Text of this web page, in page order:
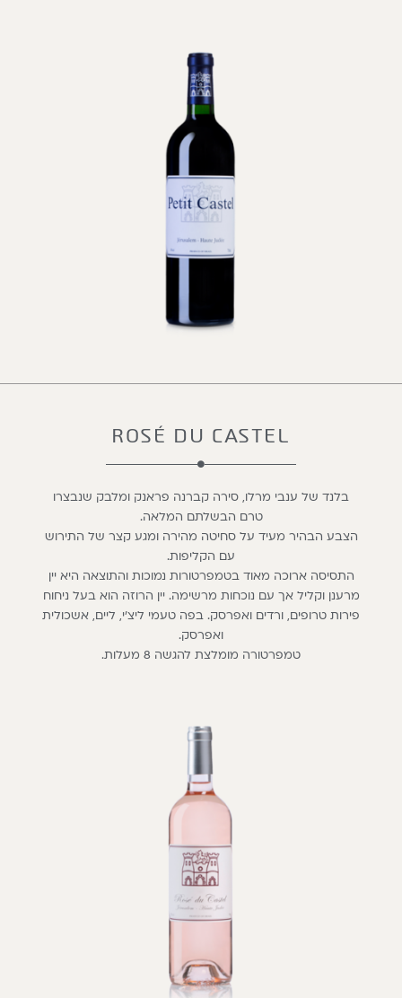
ROSÉ DU CASTEL
בלנד של ענבי מרלו, סירה קברנה פראנק ומלבק שנבצרו
טרם הבשלתם המלאה.
הצבע הבהיר מעיד על סחיטה מהירה ומגע קצר של התירוש
עם הקליפות.
התסיסה ארוכה מאוד בטמפרטורות נמוכות והתוצאה היא יין
מרענן וקליל אך עם נוכחות מרשימה. יין הרוזה הוא בעל ניחוח
פירות טרופים, ורדים ואפרסק. בפה טעמי ליצ’י, ליים, אשכולית
ואפרסק.
טמפרטורה מומלצת להגשה 8 מעלות.